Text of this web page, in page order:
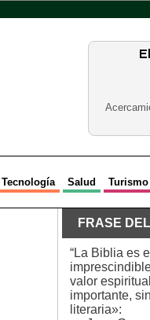
Tecnología Salud Turismo
FRASE
“La Biblia es
valor
importante,
literaria»: